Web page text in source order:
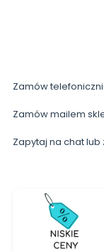
Zamów
Zamów mailem
Zapytaj na chat